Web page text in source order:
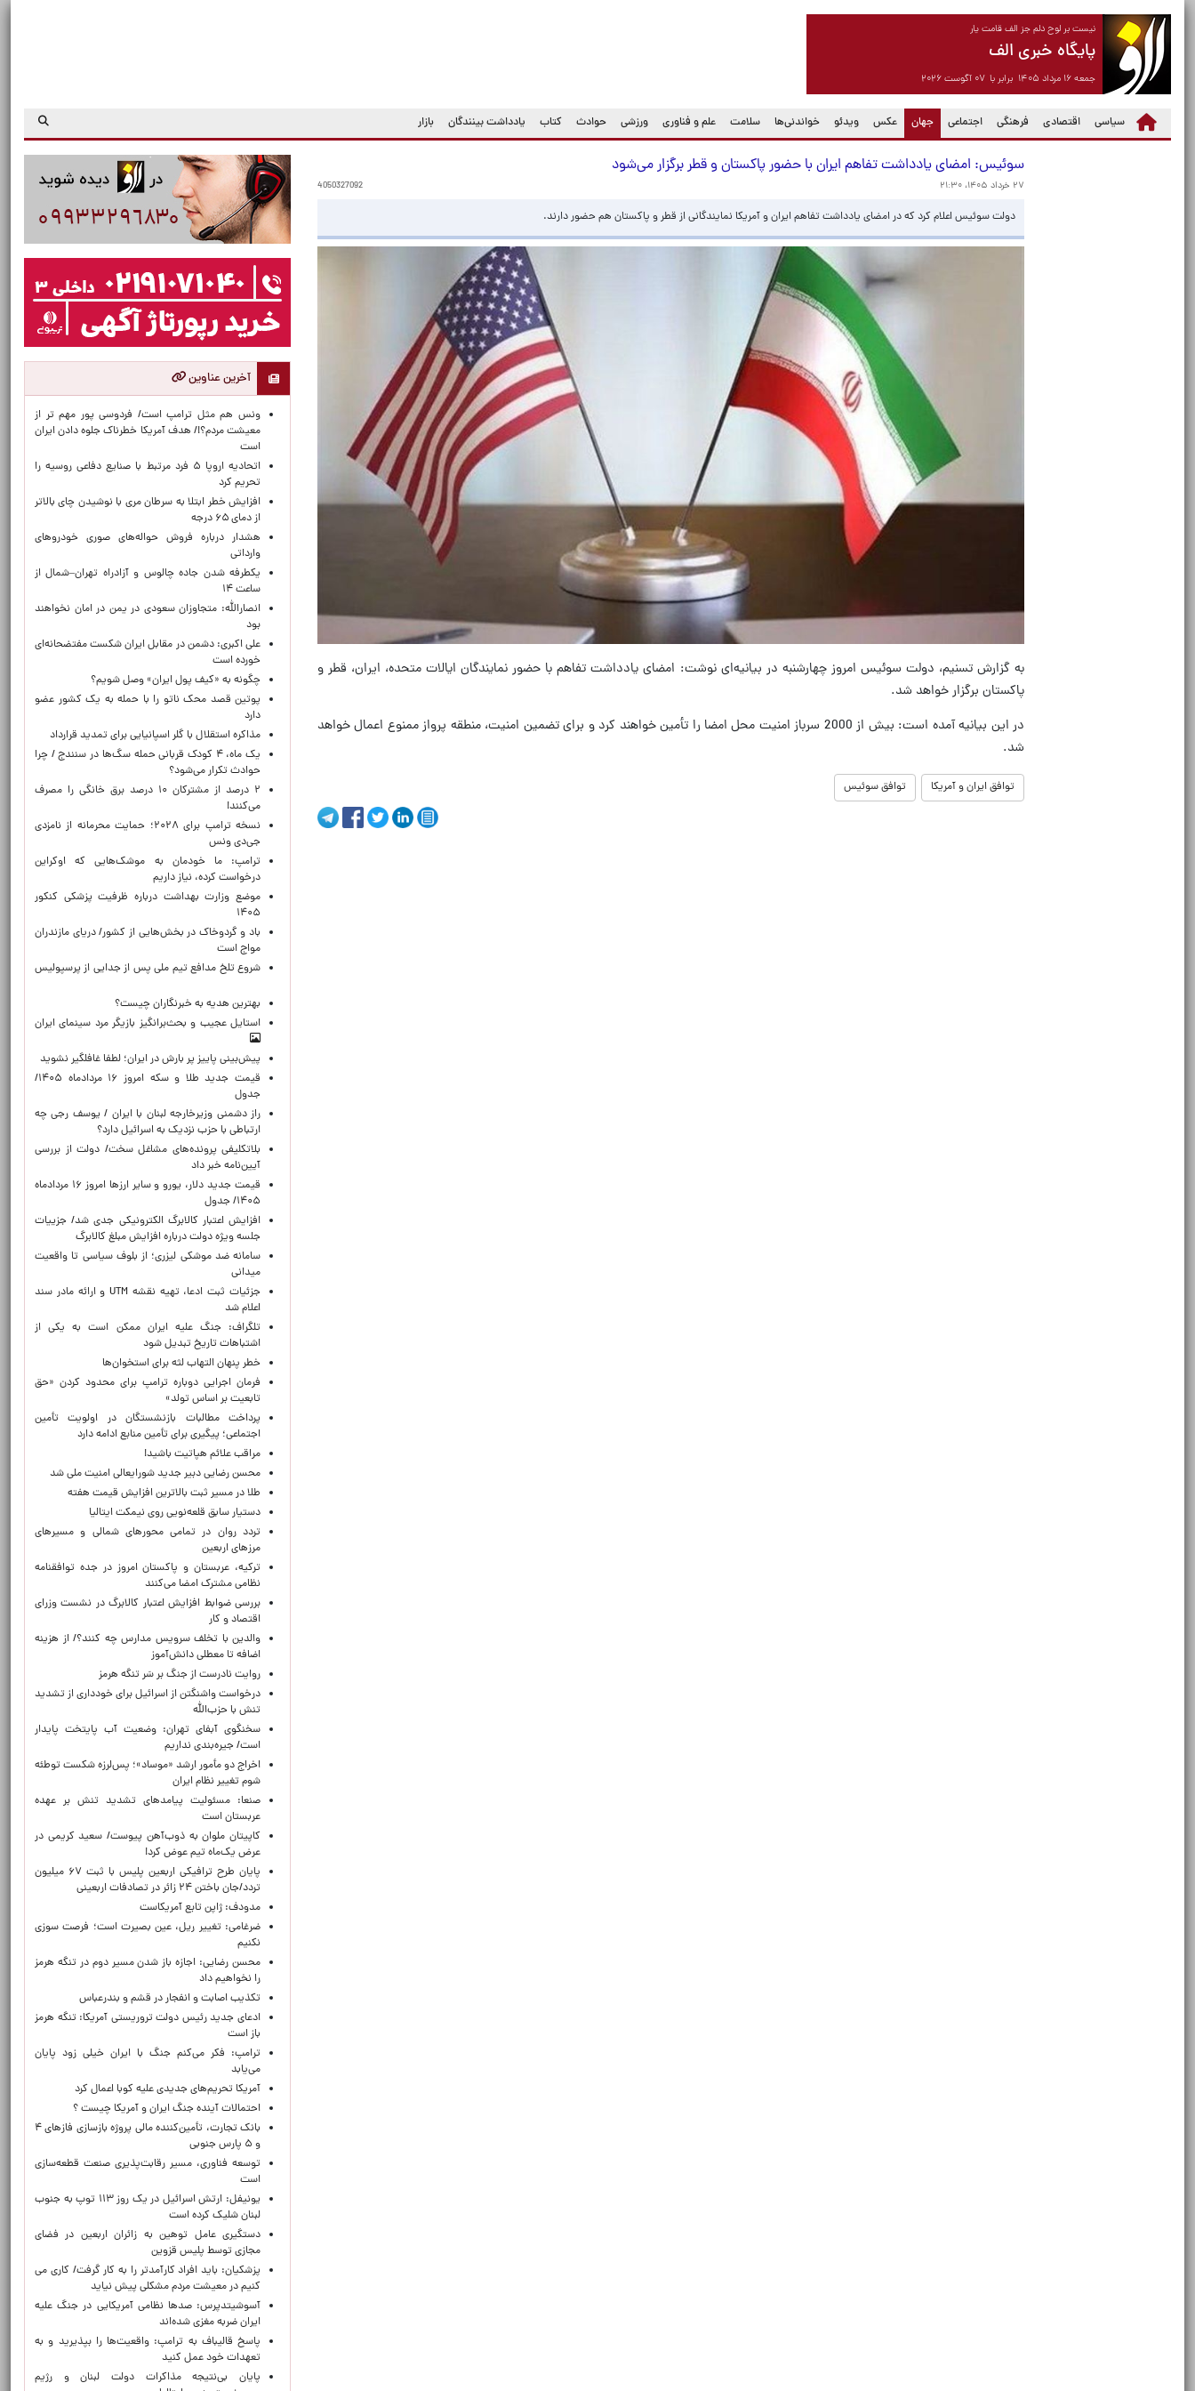
نیست بر لوح دلم جز الف قامت یار
پایگاه خبری الف
جمعه ۱۶ مرداد ۱۴۰۵ برابر با ۰۷ آگوست ۲۰۲۶
سیاسی اقتصادی فرهنگی اجتماعی جهان
(current) عکس ویدئو خواندنی‌ها سلامت علم و فناوری ورزشی حوادث کتاب یادداشت بینندگان بازار
سوئیس: امضای یادداشت تفاهم ایران با حضور پاکستان و قطر برگزار می‌شود
۲۷ خرداد ۱۴۰۵، ۲۱:۳۰ 4050327092
دولت سوئیس اعلام کرد که در امضای یادداشت تفاهم ایران و آمریکا نمایندگانی از قطر و پاکستان هم حضور دارند.
به گزارش تسنیم، دولت سوئیس امروز چهارشنبه در بیانیه‌ای نوشت: امضای یادداشت تفاهم با حضور نمایندگان ایالات متحده، ایران، قطر و
پاکستان برگزار خواهد شد.
در این بیانیه آمده است: بیش از 2000 سرباز امنیت محل امضا را تأمین خواهند کرد و برای تضمین امنیت، منطقه پرواز ممنوع اعمال خواهد
شد.
توافق ایران و آمریکا توافق سوئیس
آخرین عناوین
ونس هم مثل ترامپ است/ فردوسی پور مهم تر از
معیشت مردم؟!/ هدف آمریکا خطرناک جلوه دادن ایران
است
اتحادیه اروپا ۵ فرد مرتبط با صنایع دفاعی روسیه را
تحریم کرد
افزایش خطر ابتلا به سرطان مری با نوشیدن چای بالاتر
از دمای ۶۵ درجه
هشدار درباره فروش حواله‌های صوری خودروهای
وارداتی
یکطرفه شدن جاده چالوس و آزادراه تهران–شمال از
ساعت ۱۴
انصارالله: متجاوزان سعودی در یمن در امان نخواهند
بود
علی اکبری: دشمن در مقابل ایران شکست مفتضحانه‌ای
خورده است
چگونه به «کیف پول ایران» وصل شویم؟
پوتین قصد محک ناتو را با حمله به یک کشور عضو
دارد
مذاکره استقلال با گلر اسپانیایی برای تمدید قرارداد
یک ماه، ۴ کودک قربانی حمله سگ‌ها در سنندج / چرا
حوادث تکرار می‌شود؟
۲ درصد از مشترکان ۱۰ درصد برق خانگی را مصرف
می‌کنند!
نسخه ترامپ برای ۲۰۲۸؛ حمایت محرمانه از نامزدی
جی‌دی ونس
ترامپ: ما خودمان به موشک‌هایی که اوکراین
درخواست کرده، نیاز داریم
موضع وزارت بهداشت درباره ظرفیت پزشکی کنکور
۱۴۰۵
باد و گردوخاک در بخش‌هایی از کشور/ دریای مازندران
مواج است
شروع تلخ مدافع تیم ملی پس از جدایی از پرسپولیس
بهترین هدیه به خبرنگاران چیست؟
استایل عجیب و بحث‌برانگیز بازیگر مرد سینمای ایران
پیش‌بینی پاییز پر بارش در ایران؛ لطفا غافلگیر نشوید
قیمت جدید طلا و سکه امروز ۱۶ مردادماه ۱۴۰۵/
جدول
راز دشمنی وزیرخارجه لبنان با ایران / یوسف رجی چه
ارتباطی با حزب نزدیک به اسرائیل دارد؟
بلاتکلیفی پرونده‌های مشاغل سخت/ دولت از بررسی
آیین‌نامه خبر داد
قیمت جدید دلار، یورو و سایر ارزها امروز ۱۶ مردادماه
۱۴۰۵/ جدول
افزایش اعتبار کالابرگ الکترونیکی جدی شد/ جزییات
جلسه ویژه دولت درباره افزایش مبلغ کالابرگ
سامانه ضد موشکی لیزری؛ از بلوف سیاسی تا واقعیت
میدانی
جزئیات ثبت ادعا، تهیه نقشه UTM و ارائه مادر سند
اعلام شد
تلگراف: جنگ علیه ایران ممکن است به یکی از
اشتباهات تاریخ تبدیل شود
خطر پنهان التهاب لثه برای استخوان‌ها
فرمان اجرایی دوباره ترامپ برای محدود کردن «حق
تابعیت بر اساس تولد»
پرداخت مطالبات بازنشستگان در اولویت تأمین
اجتماعی؛ پیگیری برای تأمین منابع ادامه دارد
مراقب علائم هپاتیت باشید!
محسن رضایی دبیر جدید شورایعالی امنیت ملی شد
طلا در مسیر ثبت بالاترین افزایش قیمت هفته
دستیار سابق قلعه‌نویی روی نیمکت ایتالیا
تردد روان در تمامی محورهای شمالی و مسیرهای
مرزهای اربعین
ترکیه، عربستان و پاکستان امروز در جده توافقنامه
نظامی مشترک امضا می‌کنند
بررسی ضوابط افزایش اعتبار کالابرگ در نشست وزرای
اقتصاد و کار
والدین با تخلف سرویس مدارس چه کنند؟/ از هزینه
اضافه تا معطلی دانش‌آموز
روایت نادرست از جنگ بر سَر تنگه هرمز
درخواست واشنگتن از اسرائیل برای خودداری از تشدید
تنش با حزب‌الله
سخنگوی آبفای تهران: وضعیت آب پایتخت پایدار
است/ جیره‌بندی نداریم
اخراج دو مأمور ارشد «موساد»؛ پس‌لرزه شکست توطئه
شوم تغییر نظام ایران
صنعا: مسئولیت پیامدهای تشدید تنش بر عهده
عربستان است
کاپیتان ملوان به ذوب‌آهن پیوست/ سعید کریمی در
عرض یک‌ماه تیم عوض کرد!
پایان طرح ترافیکی اربعین پلیس با ثبت ۶۷ میلیون
تردد/جان باختن ۲۴ زائر در تصادفات اربعینی
مدودف: ژاپن تابع آمریکاست
ضرغامی: تغییر ریل، عین بصیرت است؛ فرصت سوزی
نکنیم
محسن رضایی: اجازه باز شدن مسیر دوم در تنگه هرمز
را نخواهیم داد
تکذیب اصابت و انفجار در قشم و بندرعباس
ادعای جدید رئیس دولت تروریستی آمریکا: تنگه هرمز
باز است
ترامپ: فکر می‌کنم جنگ با ایران خیلی زود پایان
می‌یابد
آمریکا تحریم‌های جدیدی علیه کوبا اعمال کرد
احتمالات آینده جنگ ایران و آمریکا چیست ؟
بانک تجارت، تأمین‌کننده مالی پروژه بازسازی فازهای ۴
و ۵ پارس جنوبی
توسعه فناوری، مسیر رقابت‌پذیری صنعت قطعه‌سازی
است
یونیفل: ارتش اسرائیل در یک روز ۱۱۳ توپ به جنوب
لبنان شلیک کرده است
دستگیری عامل توهین به زائران اربعین در فضای
مجازی توسط پلیس قزوین
پزشکیان: باید افراد کارآمدتر را به کار گرفت/ کاری می
کنیم در معیشت مردم مشکلی پیش نیاید
آسوشیتدپرس: صدها نظامی آمریکایی در جنگ علیه
ایران ضربه مغزی شده‌اند
پاسخ قالیباف به ترامپ: واقعیت‌ها را بپذیرید و به
تعهدات خود عمل کنید
پایان بی‌نتیجه مذاکرات دولت لبنان و رژیم